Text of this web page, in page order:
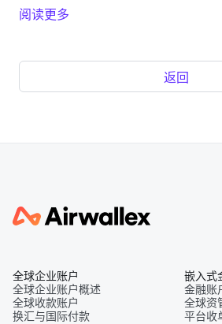
阅读更多
返回
全球企业账户
全球企业账户概述
全球收款账户
换汇与国际付款
嵌入式
金融账
全球资
平台收